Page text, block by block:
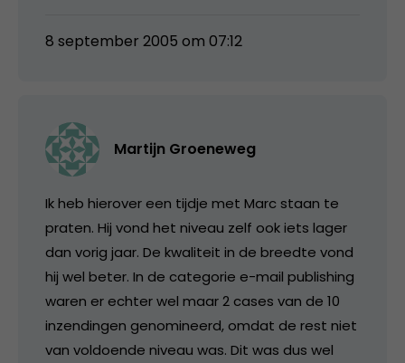
8 september 2005 om 07:12
Martijn Groeneweg
Ik heb hierover een tijdje met Marc staan te
praten. Hij vond het niveau zelf ook iets lager
dan vorig jaar. De kwaliteit in de breedte vond
hij wel beter. In de categorie e-mail publishing
waren er echter wel maar 2 cases van de 10
inzendingen genomineerd, omdat de rest niet
van voldoende niveau was. Dit was dus wel